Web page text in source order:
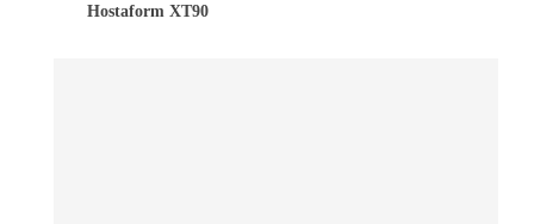
Hostaform XT90